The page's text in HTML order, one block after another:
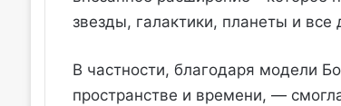
звезды, галактики, планеты и все
В частности, благодаря модели
пространстве и времени, —